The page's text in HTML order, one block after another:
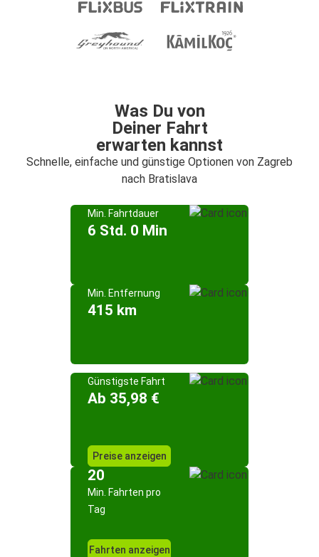
Was Du von
Deiner Fahrt
erwarten kannst
Schnelle, einfache und günstige Optionen von Zagreb
nach Bratislava
Min. Fahrtdauer
6 Std. 0 Min
Min. Entfernung
415 km
Günstigste Fahrt
Ab 35,98 €
Preise anzeigen
20
Min. Fahrten pro
Tag
Fahrten anzeigen